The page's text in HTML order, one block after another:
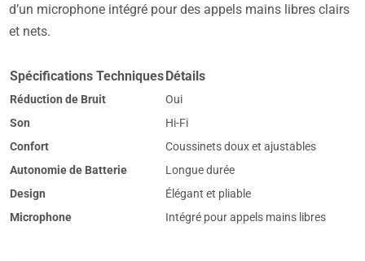
d’un microphone intégré pour des appels mains libres clairs
et nets.
Spécifications TechniquesDétails
Réduction de Bruit
Oui
Son
Hi-Fi
Confort
Coussinets doux et ajustables
Autonomie de Batterie
Longue durée
Design
Élégant et pliable
Microphone
Intégré pour appels mains libres